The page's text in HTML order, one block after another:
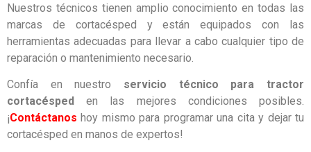
Nuestros técnicos tienen amplio conocimiento en todas las
marcas de cortacésped y están equipados con las
herramientas adecuadas para llevar a cabo cualquier tipo de
reparación o mantenimiento necesario.
Confía en nuestro servicio técnico para tractor
cortacésped
en las mejores condiciones posibles.
¡Contáctanos hoy mismo para programar una cita y dejar tu
cortacésped en manos de expertos!